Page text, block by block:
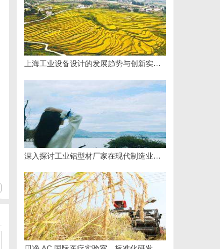
上海工业设备设计的发展趋势与创新实践探索
深入探讨工业铝型材厂家在现代制造业中的重要角色与发展趋势